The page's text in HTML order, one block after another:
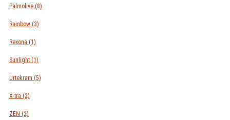
Palmolive (8)
Rainbow (3)
Rexona (1)
Sunlight (1)
Urtekram (5)
X-tra (2)
ZEN (2)